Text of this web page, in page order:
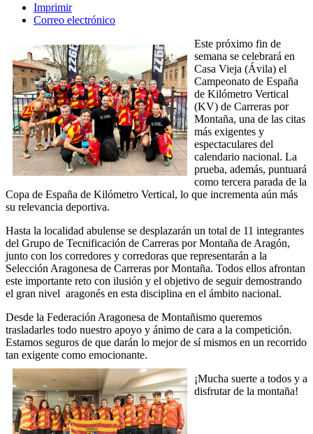
Imprimir
Correo electrónico
Este próximo fin de
semana se celebrará en
Casa Vieja (Ávila) el
Campeonato de España
de Kilómetro Vertical
(KV) de Carreras por
Montaña, una de las citas
más exigentes y
espectaculares del
calendario nacional. La
prueba, además, puntuará
como tercera parada de la
Copa de España de Kilómetro Vertical, lo que incrementa aún más
su relevancia deportiva.
Hasta la localidad abulense se desplazarán un total de 11 integrantes
del Grupo de Tecnificación de Carreras por Montaña de Aragón,
junto con los corredores y corredoras que representarán a la
Selección Aragonesa de Carreras por Montaña. Todos ellos afrontan
este importante reto con ilusión y el objetivo de seguir demostrando
el gran nivel aragonés en esta disciplina en el ámbito nacional.
Desde la Federación Aragonesa de Montañismo queremos
trasladarles todo nuestro apoyo y ánimo de cara a la competición.
Estamos seguros de que darán lo mejor de sí mismos en un recorrido
tan exigente como emocionante.
¡Mucha suerte a todos y a
disfrutar de la montaña!